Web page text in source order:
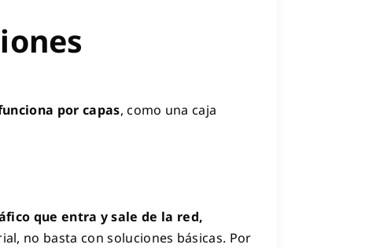
por capas, como una caja
que entra y sale de la red,
no basta con soluciones básicas. Por